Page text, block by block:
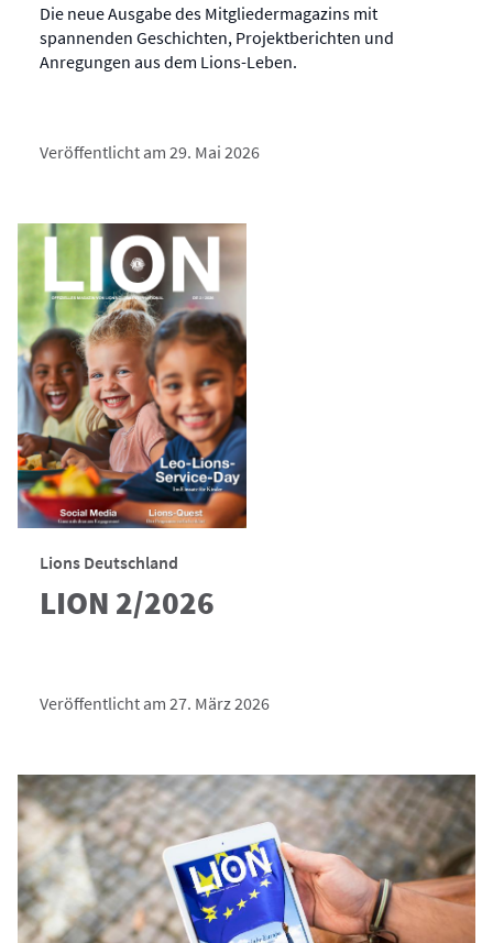
Die neue Ausgabe des Mitgliedermagazins mit
spannenden Geschichten, Projektberichten und
Anregungen aus dem Lions-Leben.
Veröffentlicht am 29. Mai 2026
Lions Deutschland
LION 2/2026
Veröffentlicht am 27. März 2026